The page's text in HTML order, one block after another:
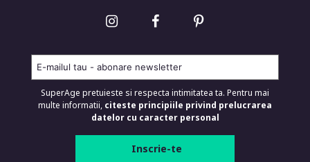
SuperAge pretuieste si respecta intimitatea ta. Pentru mai
multe informatii, citeste principiile privind prelucrarea
datelor cu caracter personal